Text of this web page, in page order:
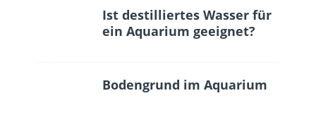
Ist destilliertes Wasser für
ein Aquarium geeignet?
Bodengrund im Aquarium